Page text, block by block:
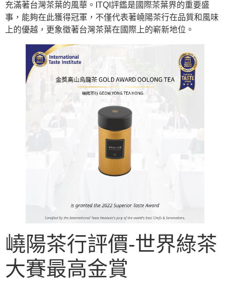
充滿著台灣茶葉的風華。ITQI評鑑是國際茶葉界的重要盛
事，能夠在此獲得冠軍，不僅代表著嶢陽茶行在品質和風味
上的優越，更象徵著台灣茶葉在國際上的嶄新地位。
嶢陽茶行評價-世界綠茶
大賽最高金賞